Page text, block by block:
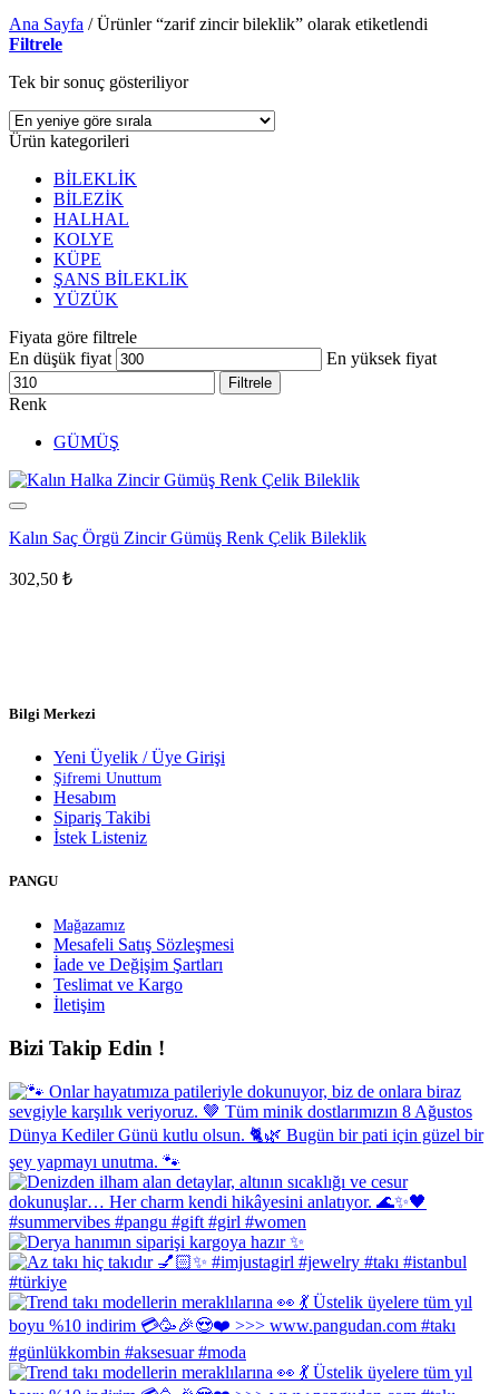
Ana Sayfa /Ürünler “zarif zincir bileklik” olarak etiketlendi
Filtrele
Tek bir sonuç gösteriliyor
Ürün kategorileri
BİLEKLİK
BİLEZİK
HALHAL
KOLYE
KÜPE
ŞANS BİLEKLİK
YÜZÜK
Fiyata göre filtrele
En düşük fiyat
En yüksek fiyat
Filtrele
Renk
GÜMÜŞ
Kalın Saç Örgü Zincir Gümüş Renk Çelik Bileklik
302,50 ₺
Bilgi Merkezi
Yeni Üyelik / Üye Girişi
Şifremi Unuttum
Hesabım
Sipariş Takibi
İstek Listeniz
PANGU
Mağazamız
Mesafeli Satış Sözleşmesi
İade ve Değişim Şartları
Teslimat ve Kargo
İletişim
Bizi Takip Edin !